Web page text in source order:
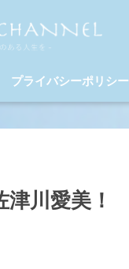
プライバシーポリシー
川愛美！